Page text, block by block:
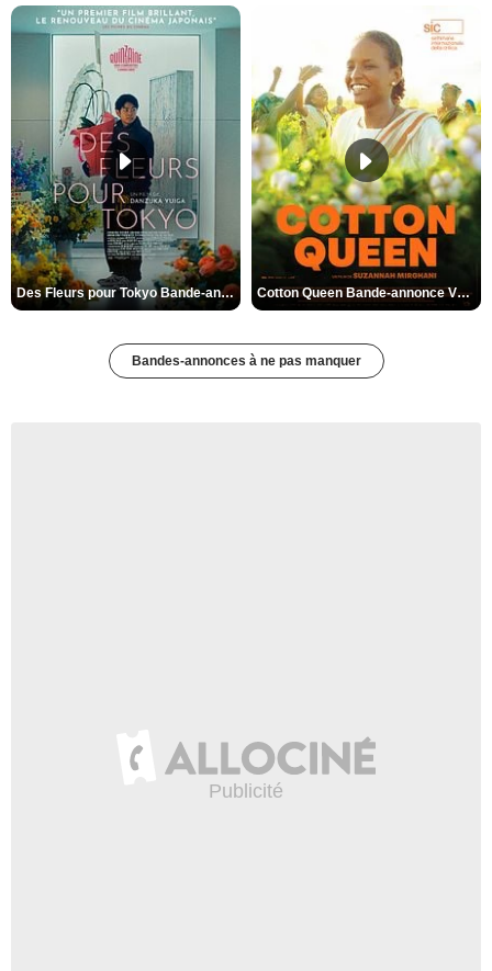
Des Fleurs pour Tokyo Bande-annonce VO STFR Cotton Queen Bande-annonce VO STFR
Bandes-annonces à ne pas manquer